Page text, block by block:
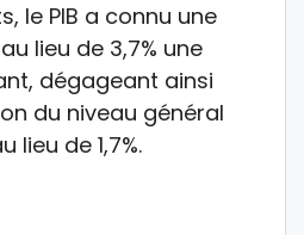
le PIB a connu une
lieu de 3,7% une
dégageant ainsi
du niveau général
lieu de 1,7%.